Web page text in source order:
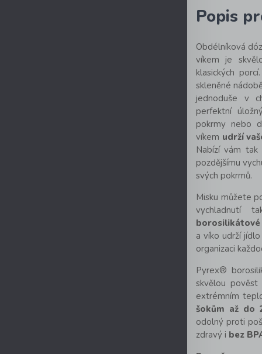
Popis
Obdélníková
víkem je
klasických
skleněné
jednoduše v
perfektní
pokrmy nebo
víkem udrží
Nabízí vám
pozdějšímu
svých pokrmů.
Misku můžete
vychladnutí
a víko udrží
organizaci
Pyrex®
skvělou
extrémním
šokům až do
odolný proti
zdravý i bez